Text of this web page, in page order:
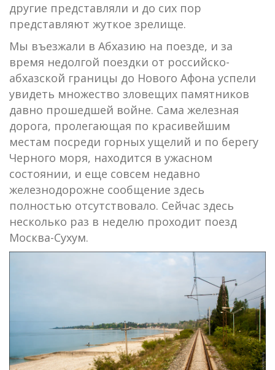
другие представляли и до сих пор
представляют жуткое зрелище.
Мы въезжали в Абхазию на поезде, и за
время недолгой поездки от российско-
абхазской границы до Нового Афона успели
увидеть множество зловещих памятников
давно прошедшей войне. Сама железная
дорога, пролегающая по красивейшим
местам посреди горных ущелий и по берегу
Черного моря, находится в ужасном
состоянии, и еще совсем недавно
железнодорожне сообщение здесь
полностью отсутствовало. Сейчас здесь
несколько раз в неделю проходит поезд
Москва-Сухум.